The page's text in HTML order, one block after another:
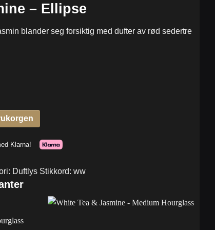
– Ellipse
blander seg forsiktig med dufter av rød sedertre
Duftlys Stikkord: ww